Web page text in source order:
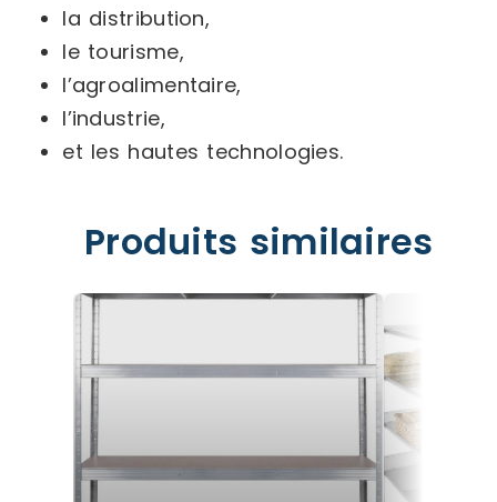
la distribution,
le tourisme,
l’agroalimentaire,
l’industrie,
et les hautes technologies.
Produits similaires